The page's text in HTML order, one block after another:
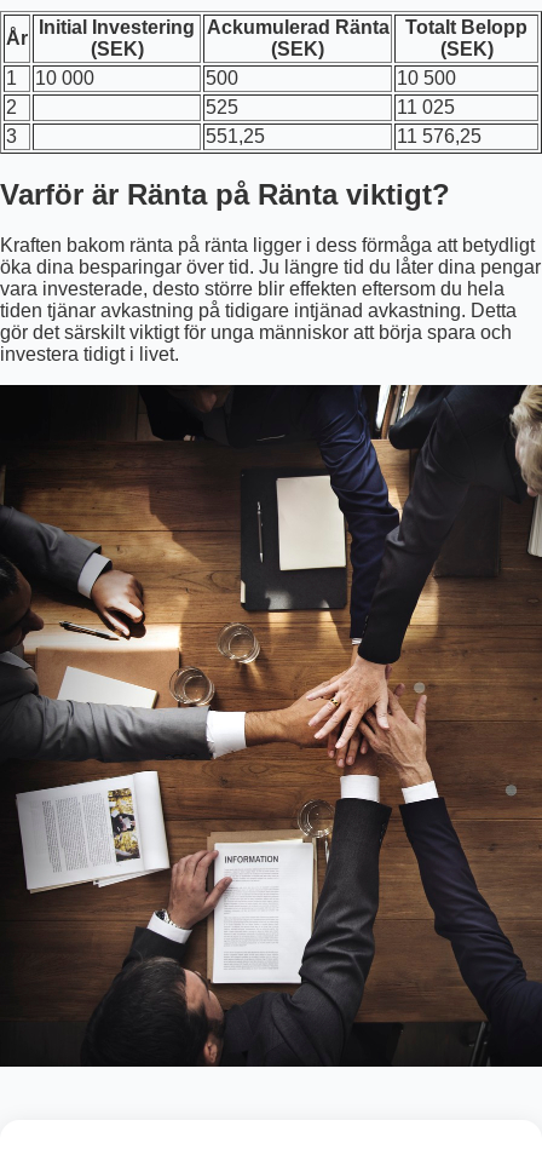
År
Initial Investering
(SEK)
Ackumulerad Ränta
(SEK)
Totalt Belopp
(SEK)
1
10 000 500
10 500
2
525
11 025
3
551,25 11 576,25
Varför är Ränta på Ränta viktigt?
Kraften bakom ränta på ränta ligger i dess förmåga att betydligt
öka dina besparingar över tid. Ju längre tid du låter dina pengar
vara investerade, desto större blir effekten eftersom du hela
tiden tjänar avkastning på tidigare intjänad avkastning. Detta
gör det särskilt viktigt för unga människor att börja spara och
investera tidigt i livet.